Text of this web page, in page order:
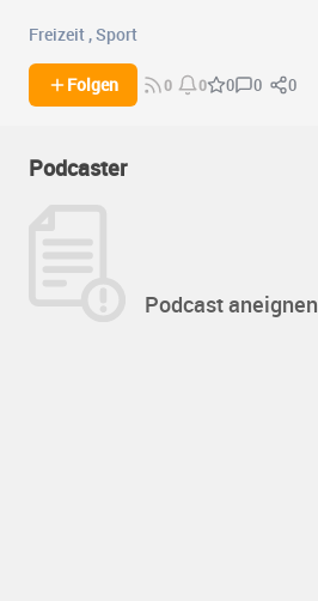
Freizeit ,Sport
Folgen 0 0 0 0 0
Podcaster
Podcast aneignen